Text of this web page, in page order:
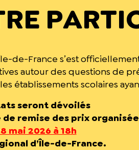
de-France s’est
autour des questions de
établissements scolaires
seront dévoilés
remise des prix organisée
mai 2026 à 18h
d’Île-de-France.